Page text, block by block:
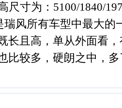
寸为：5100/1840/
瑞风所有车型中最大的
长且高，单从外面看
比较多，硬朗之中，